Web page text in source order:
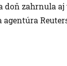
doň zahrnula